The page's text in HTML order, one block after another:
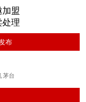
盟
处理
布
茅台